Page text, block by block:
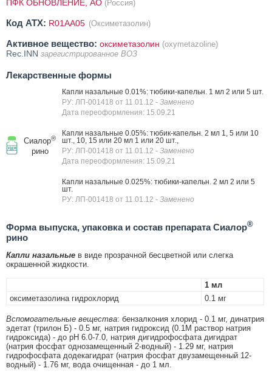
ПФК ОБНОВЛЕНИЕ, АО (Россия)
Код ATX: R01AA05 (Оксиметазолин)
Активное вещество: оксиметазолин (oxymetazoline)
Rec.INN зарегистрированное ВОЗ
Лекарственные формы
Сиалор®
рино
Капли назальные 0.01%: тюбики-капельн. 1 мл 2 или 5 шт.
РУ: ЛП-001418 от 11.01.12 - Заменено
Дата переоформления: 15.09.21
Капли назальные 0.05%: тюбик-капельн. 2 мл 1, 5 или 10
шт., 10, 15 или 20 мл 1 или 20 шт.,
РУ: ЛП-001418 от 11.01.12 - Заменено
Дата переоформления: 15.09.21
Капли назальные 0.025%: тюбики-капельн. 2 мл 2 или 5
шт.
РУ: ЛП-001418 от 11.01.12 - Заменено
Форма выпуска, упаковка и состав препарата Сиалор®
рино
Капли назальные в виде прозрачной бесцветной или слегка
окрашенной жидкости.
1 мл
оксиметазолина гидрохлорид
0.1 мг
Вспомогательные вещества: бензалкония хлорид - 0.1 мг, динатрия
эдетат (трилон Б) - 0.5 мг, натрия гидроксид (0.1М раствор натрия
гидроксида) - до pH 6.0-7.0, натрия дигидрофосфата дигидрат
(натрия фосфат однозамещенный 2-водный) - 1.29 мг, натрия
гидрофосфата додекагидрат (натрия фосфат двузамещенный 12-
водный) - 1.76 мг, вода очищенная - до 1 мл.